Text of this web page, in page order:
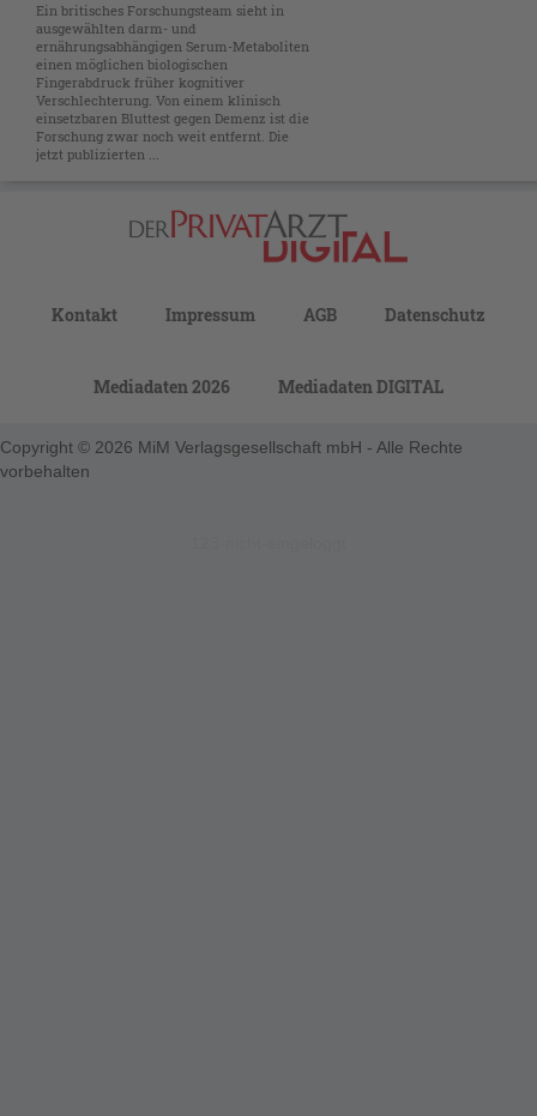
Ein britisches Forschungsteam sieht in
ausgewählten darm- und
ernährungsabhängigen Serum-Metaboliten
einen möglichen biologischen
Fingerabdruck früher kognitiver
Verschlechterung. Von einem klinisch
einsetzbaren Bluttest gegen Demenz ist die
Forschung zwar noch weit entfernt. Die
jetzt publizierten ...
Kontakt Impressum AGB Datenschutz
Mediadaten 2026 Mediadaten DIGITAL
Copyright © 2026 MiM Verlagsgesellschaft mbH - Alle Rechte
vorbehalten